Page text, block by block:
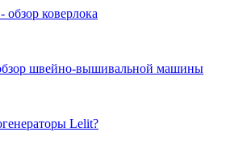
коверлока
швейно-вышивальной машины
Lelit?